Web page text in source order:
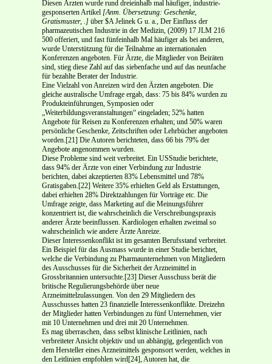
Diesen Ärzten wurde rund dreieinhalb mal häufiger, industrie­
gesponserten Artikel [Anm. Übersetzung: Geschenke,
Gratismuster, .] über $A Jelinek G u. a., Der Einfluss der
pharmazeutischen Industrie in der Medizin, (2009) 17 JLM 216
500 offeriert, und fast fünfeinhalb Mal häufiger als bei anderen,
wurde Unterstützung für die Teil­nahme an internationalen
Konferenzen angeboten. Für Ärzte, die Mitglieder von Beiräten
sind, stieg diese Zahl auf das siebenfache und auf das neunfache
für bezahlte Berater der Industrie.
Eine Vielzahl von Anreizen wird den Ärzten angeboten. Die
gleiche australische Umfrage ergab, dass: 75 bis 84% wurden zu
Produkteinführungen, Symposien oder
„Weiterbildungsveranstaltun­gen“ eingeladen; 52% hatten
Angebote für Reisen zu Konferenzen erhalten; und 50% waren
persönliche Geschenke, Zeitschriften oder Lehrbücher angeboten
worden.[21] Die Autoren berichteten, dass 66 bis 79% der
Angebote angenommen wurden.
Diese Probleme sind weit verbreitet. Ein US­Studie berichtete,
dass 94% der Ärzte von einer Verbindung zur Industrie
berichten, dabei akzeptierten 83% Lebensmittel und 78%
Gratisgaben.[22] Weitere 35% erhielten Geld als Erstattungen,
dabei erhielten 28% Direktzahlungen für Vorträge etc. Die
Umfrage zeigte, dass Marketing auf die Meinungsführer
konzentriert ist, die wahrscheinlich die Verschreibungspraxis
anderer Ärzte beeinflussen. Kardiologen erhalten zweimal so
wahrscheinlich wie andere Ärzte Anreize.
Dieser Interessenkonflikt ist im gesamten Berufsstand verbreitet.
Ein Beispiel für das Ausmass wurde in einer Studie berichtet,
welche die Verbindung zu Pharmaunternehmen von Mitgliedern
des Ausschusses für die Sicherheit der Arzneimittel in
Grossbritannien untersuchte.[23] Dieser Ausschuss berät die
britische Regulierungsbehörde über neue
Arzneimittelzulassungen. Von den 29 Mitglie­dern des
Ausschusses hatten 23 finanzielle Interessenkonflikte. Dreizehn
der Mitglieder hatten Ver­bindungen zu fünf Unternehmen, vier
mit 10 Unternehmen und drei mit 20 Unternehmen.
Es mag überraschen, dass selbst klinische Leitlinien, nach
verbreiteter Ansicht objektiv und un­ abhängig, gelegentlich von
dem Hersteller eines Arzneimittels gesponsort werden, welches in
den Leitlinien empfohlen wird[24], Autoren hat, die